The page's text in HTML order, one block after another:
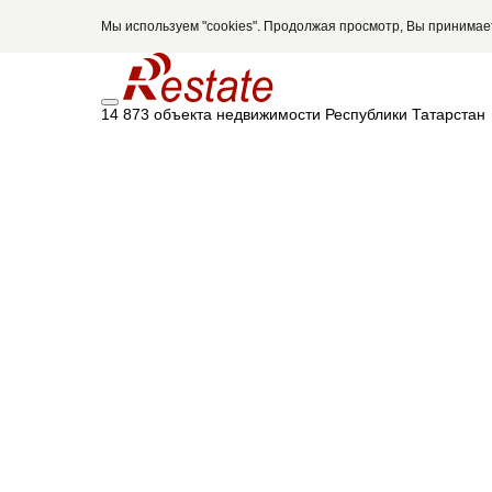
Мы используем "cookies". Продолжая просмотр, Вы
14 873 объекта недвижимости Республики Татарстан